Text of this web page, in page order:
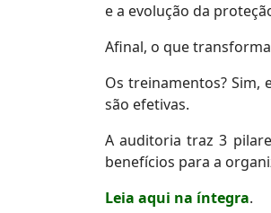
e a evolução da
Afinal, o que
Os treinamentos? Sim,
são efetivas.
A auditoria traz 3
benefícios para a
Leia aqui na íntegra.